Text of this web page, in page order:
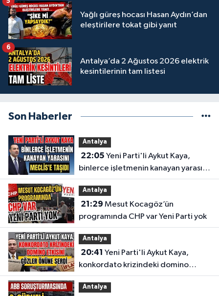
Yağlı güreş hocası Hasan Aydın’dan
eleştirilere tokat gibi yanıt
Antalya’da 2 Ağustos 2026 elektrik
kesintilerinin tam listesi
6
Son Haberler
Antalya
22:05
binlerce işletmenin kanayan yarasını
Meclis'e taşıdı
Antalya
21:29
programında CHP var Yeni Parti yok
Antalya
20:41
konkordato krizindeki domino
etkisini gözler önüne serdi
Antalya